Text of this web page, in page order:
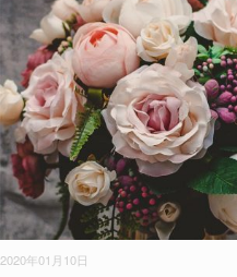
2020年01月10日